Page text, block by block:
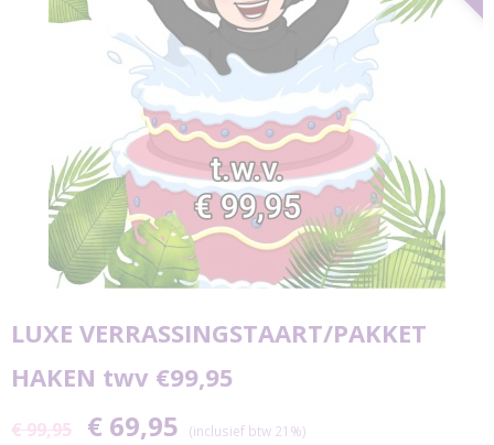
LUXE VERRASSINGSTAART/PAKKET
HAKEN twv €99,95
€ 99,95 € 69,95 (inclusief btw 21%)